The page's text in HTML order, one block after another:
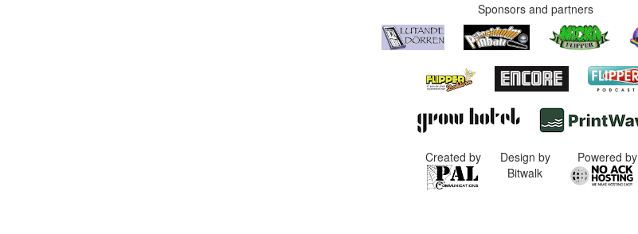
Sponsors and partners
Created by
Design by
Bitwalk
Powered by